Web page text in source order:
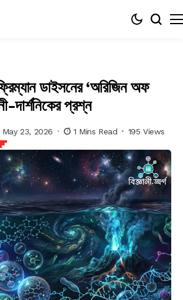
ডাইসনের ‘অরিজিন অফ
দার্শনিকের প্রশ্ন
May 23, 2026 1 Mins Read 195 Views